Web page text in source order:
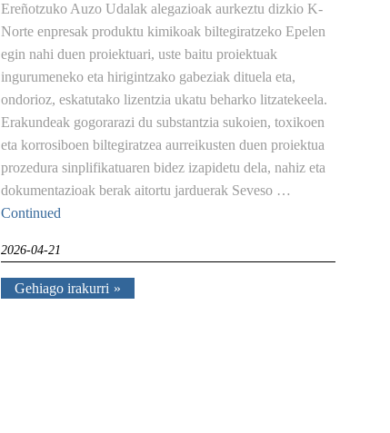
Ereñotzuko Auzo Udalak alegazioak aurkeztu dizkio K-
Norte enpresak produktu kimikoak biltegiratzeko Epelen
egin nahi duen proiektuari, uste baitu proiektuak
ingurumeneko eta hirigintzako gabeziak dituela eta,
ondorioz, eskatutako lizentzia ukatu beharko litzatekeela.
Erakundeak gogorarazi du substantzia sukoien, toxikoen
eta korrosiboen biltegiratzea aurreikusten duen proiektua
prozedura sinplifikatuaren bidez izapidetu dela, nahiz eta
dokumentazioak berak aitortu jarduerak Seveso …
Continued
2026-04-21
Gehiago irakurri